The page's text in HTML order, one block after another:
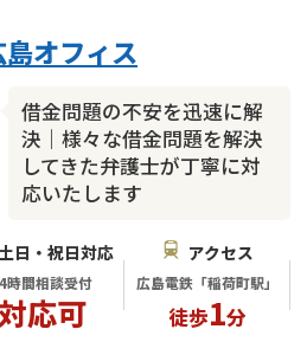
借金問題の不安を迅速に解
決｜様々な借金問題を解決
してきた弁護士が丁寧に対
応いたします
オフィス
土日・祝日対応
時間相談受付
応可
アクセス
広島電鉄「稲荷町駅」
徒歩1分